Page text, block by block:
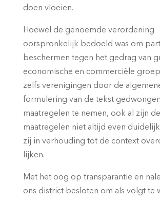
doen vloeien.
Hoewel de genoemde verordening
oorspronkelijk bedoeld was om
beschermen tegen het gedrag van
economische en commerciële
zelfs verenigingen door de
formulering van de tekst
maatregelen te nemen, ook al zijn
maatregelen niet altijd even
zij in verhouding tot de context
lijken.
Met het oog op transparantie en
ons district besloten om als volgt te